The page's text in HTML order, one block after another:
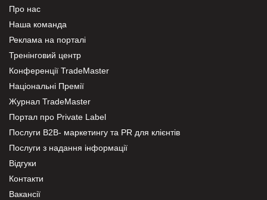
Про нас
Наша команда
Реклама на порталі
Тренінговий центр
Конференції TradeMaster
Національні Премії
Журнал TradeMaster
Портал про Private Label
Послуги В2В- маркетингу та PR для клієнтів
Послуги з надання інформації
Відгуки
Контакти
Вакансії